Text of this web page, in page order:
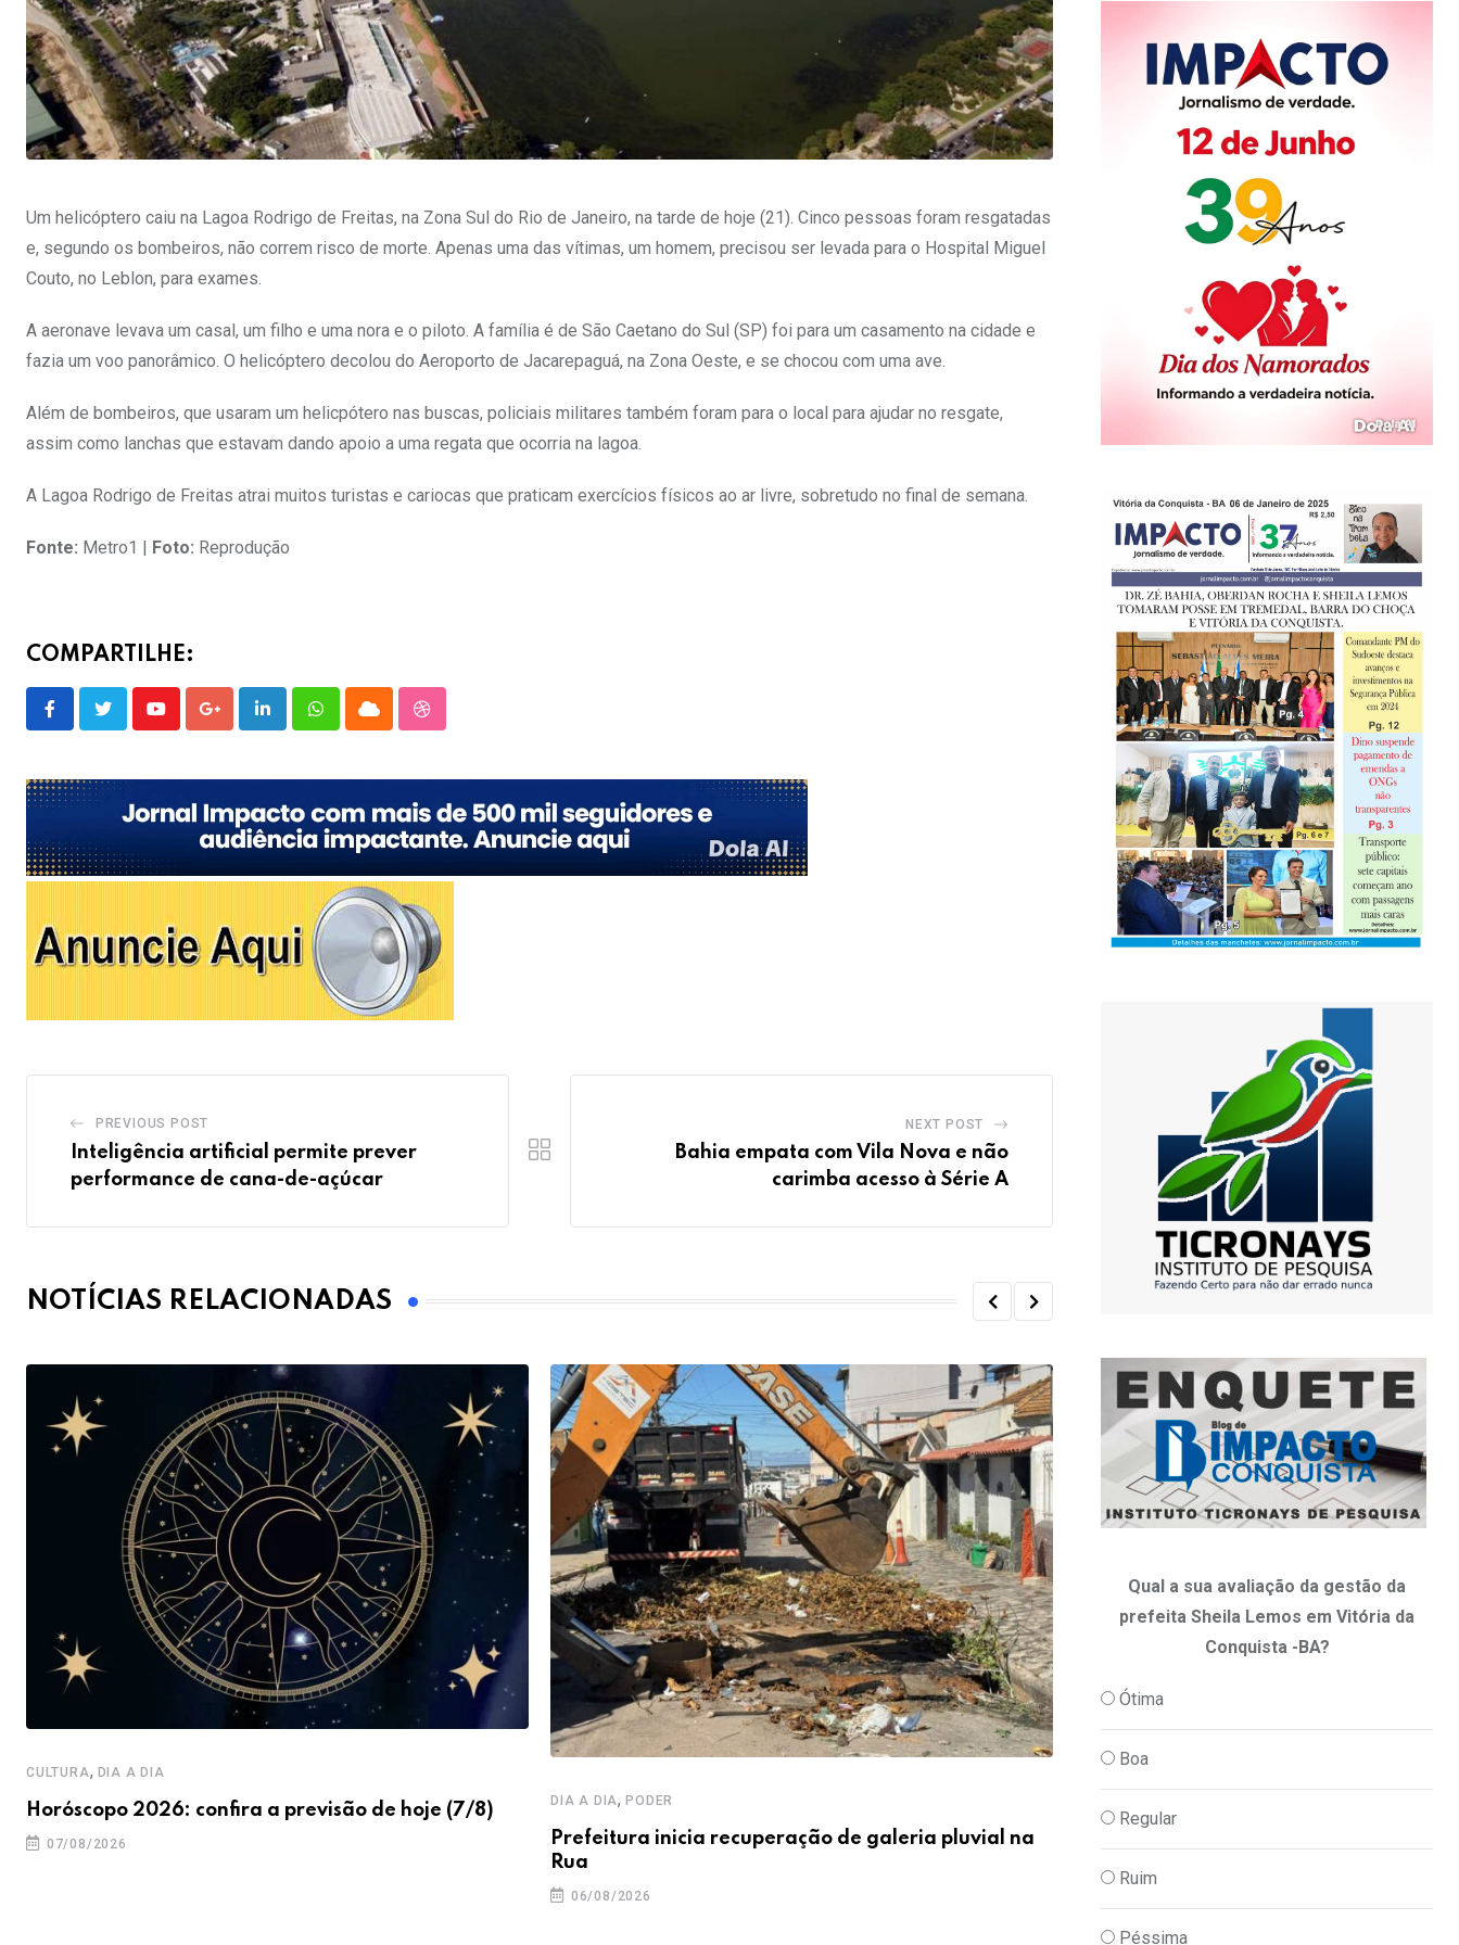
Um helicóptero caiu na Lagoa Rodrigo de Freitas, na Zona Sul do Rio de Janeiro, na tarde de hoje (21). Cinco pessoas foram resgatadas
e, segundo os bombeiros, não correm risco de morte. Apenas uma das vítimas, um homem, precisou ser levada para o Hospital Miguel
Couto, no Leblon, para exames.
A aeronave levava um casal, um filho e uma nora e o piloto. A família é de São Caetano do Sul (SP) foi para um casamento na cidade e
fazia um voo panorâmico. O helicóptero decolou do Aeroporto de Jacarepaguá, na Zona Oeste, e se chocou com uma ave.
Além de bombeiros, que usaram um helicpótero nas buscas, policiais militares também foram para o local para ajudar no resgate,
assim como lanchas que estavam dando apoio a uma regata que ocorria na lagoa.
A Lagoa Rodrigo de Freitas atrai muitos turistas e cariocas que praticam exercícios físicos ao ar livre, sobretudo no final de semana.
Fonte: Metro1 | Foto: Reprodução
COMPARTILHE:
YoutubeGoogle+LinkedInWhatsappCloud StumbleUpon
PREVIOUS POST
Inteligência artificial permite prever
performance de cana-de-açúcar
NEXT POST
Bahia empata com Vila Nova e não
carimba acesso à Série A
NOTÍCIAS RELACIONADAS
CULTURA, DIA A DIA
Horóscopo 2026: confira a previsão de hoje (7/8)
07/08/2026
DIA A DIA,PODER
Prefeitura inicia recuperação de galeria pluvial na
Rua
06/08/2026
,
Horóscopo 2026: confira a previsão de
Qual a sua avaliação da gestão da
prefeita Sheila Lemos em Vitória da
Conquista -BA?
Ótima
Boa
Regular
Ruim
Péssima